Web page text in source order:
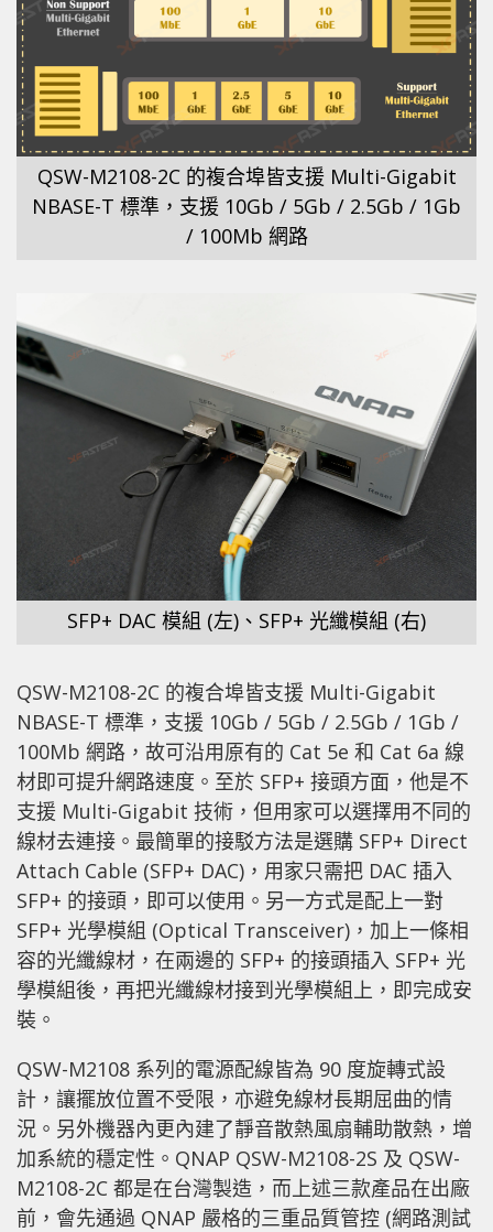
QSW-M2108-2C 的複合埠皆支援 Multi-Gigabit
NBASE-T 標準，支援 10Gb / 5Gb / 2.5Gb / 1Gb
/ 100Mb 網路
SFP+ DAC 模組 (左)、SFP+ 光纖模組 (右)
QSW-M2108-2C 的複合埠皆支援 Multi-Gigabit
NBASE-T 標準，支援 10Gb / 5Gb / 2.5Gb / 1Gb /
100Mb 網路，故可沿用原有的 Cat 5e 和 Cat 6a 線
材即可提升網路速度。至於 SFP+ 接頭方面，他是不
支援 Multi-Gigabit 技術，但用家可以選擇用不同的
線材去連接。最簡單的接駁方法是選購 SFP+ Direct
Attach Cable (SFP+ DAC)，用家只需把 DAC 插入
SFP+ 的接頭，即可以使用。另一方式是配上一對
SFP+ 光學模組 (Optical Transceiver)，加上一條相
容的光纖線材，在兩邊的 SFP+ 的接頭插入 SFP+ 光
學模組後，再把光纖線材接到光學模組上，即完成安
裝。
QSW-M2108 系列的電源配線皆為 90 度旋轉式設
計，讓擺放位置不受限，亦避免線材長期屈曲的情
況。另外機器內更內建了靜音散熱風扇輔助散熱，增
加系統的穩定性。QNAP QSW-M2108-2S 及 QSW-
M2108-2C 都是在台灣製造，而上述三款產品在出廠
前，會先通過 QNAP 嚴格的三重品質管控 (網路測試